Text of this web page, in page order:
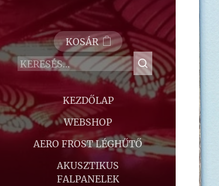
KOSÁR
KEZDŐLAP
WEBSHOP
AERO FROST LÉGHŰTŐ
AKUSZTIKUS
FALPANELEK